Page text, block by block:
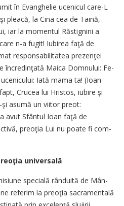
în Evan­ghe­lie u­ce­nicul care-L
pleacă, la Cina cea de Taină,
iar la mo­mentul Răs­tignirii a
n-a fugit! Iu­bi­rea faţă de
res­ponsabilitatea pre­zenţei
în­cre­din­ţată Maica Dom­nului: Fe­
Iată ma­ma ta! (Ioan
Crucea lui Hris­tos, iubire şi
asumă un vii­tor preot:
avut Sfân­tul Ioan faţă de
preoţia Lui nu poate fi com­
universală
specială rânduită de Mân­­
referim la preoţia sacra­men­­tală